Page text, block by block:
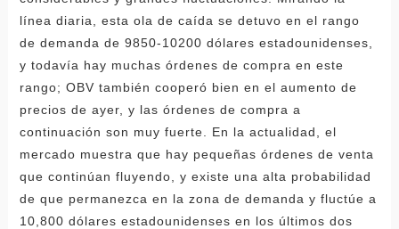
línea diaria, esta ola de caída se detuvo en el rango
de demanda de 9850-10200 dólares estadounidenses,
y todavía hay muchas órdenes de compra en este
rango; OBV también cooperó bien en el aumento de
precios de ayer, y las órdenes de compra a
continuación son muy fuerte. En la actualidad, el
mercado muestra que hay pequeñas órdenes de venta
que continúan fluyendo, y existe una alta probabilidad
de que permanezca en la zona de demanda y fluctúe a
10,800 dólares estadounidenses en los últimos dos